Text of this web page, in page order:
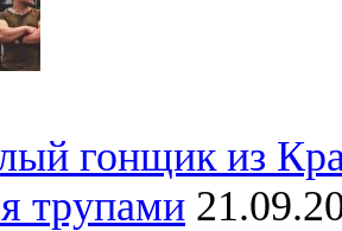
гонщик из
трупами